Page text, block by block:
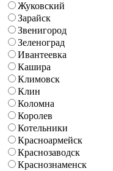
Жуковский
Зарайск
Звенигород
Зеленоград
Ивантеевка
Кашира
Климовск
Клин
Коломна
Королев
Котельники
Красноармейск
Краснозаводск
Краснознаменск